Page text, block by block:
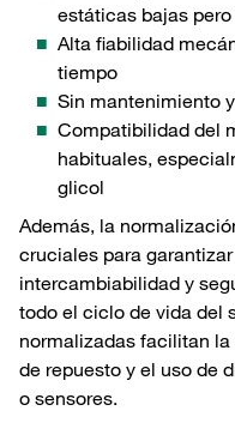
estáticas bajas
Alta fiabilidad
tiempo
Sin mantenimiento
Compatibilidad del
habituales,
glicol
Además, la
cruciales para
intercambiabilidad y
todo el ciclo de vida del
normalizadas facilitan
de repuesto y el uso de
o sensores.